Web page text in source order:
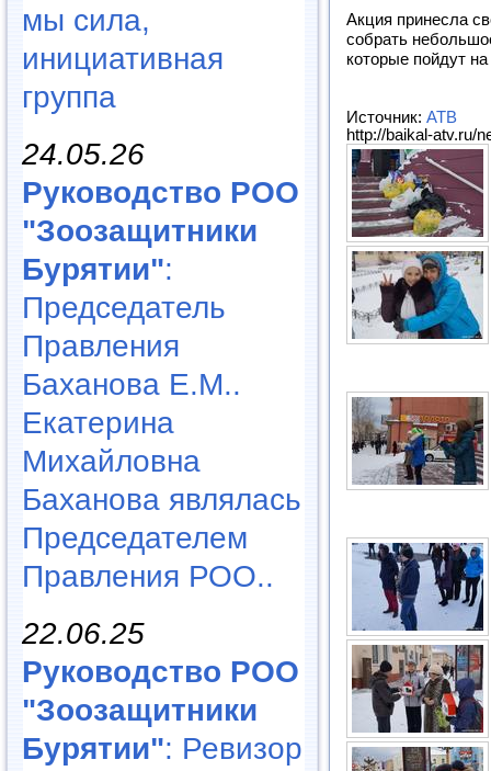
мы сила,
инициативная
группа
24.05.26
Руководство РОО
"Зоозащитники
Бурятии":
Председатель
Правления
Баханова Е.М..
Екатерина
Михайловна
Баханова являлась
Председателем
Правления РОО..
22.06.25
Руководство РОО
"Зоозащитники
Бурятии": Ревизор
Акция принесла
собрать
которые пойдут
Источник: АТВ
http://baikal-atv.ru/